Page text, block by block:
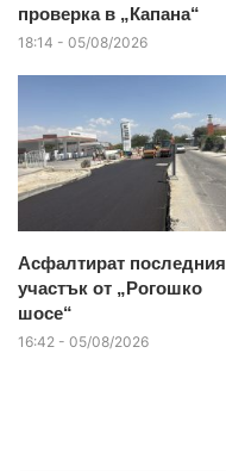
проверка в „Капана“
18:14 - 05/08/2026
Асфалтират последния
участък от „Рогошко
шосе“
16:42 - 05/08/2026